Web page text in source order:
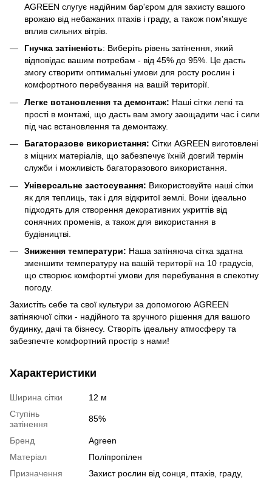
AGREEN слугує надійним бар'єром для захисту вашого
врожаю від небажаних птахів і граду, а також пом'якшує
вплив сильних вітрів.
Гнучка затіненість: Виберіть рівень затінення, який
відповідає вашим потребам - від 45% до 95%. Це дасть
змогу створити оптимальні умови для росту рослин і
комфортного перебування на вашій території.
Легке встановлення та демонтаж: Наші сітки легкі та
прості в монтажі, що дасть вам змогу заощадити час і сили
під час встановлення та демонтажу.
Багаторазове використання: Сітки AGREEN виготовлені
з міцних матеріалів, що забезпечує їхній довгий термін
служби і можливість багаторазового використання.
Універсальне застосування: Використовуйте наші сітки
як для теплиць, так і для відкритої землі. Вони ідеально
підходять для створення декоративних укриттів від
сонячних променів, а також для використання в
будівництві.
Зниження температури: Наша затіняюча сітка здатна
зменшити температуру на вашій території на 10 градусів,
що створює комфортні умови для перебування в спекотну
погоду.
Захистіть себе та свої культури за допомогою AGREEN
затіняючої сітки - надійного та зручного рішення для вашого
будинку, дачі та бізнесу. Створіть ідеальну атмосферу та
забезпечте комфортний простір з нами!
Характеристики
Ширина сітки
12 м
Ступінь
затінення
85%
Бренд
Agreen
Матеріал
Поліпропілен
Призначення
Захист рослин від сонця, птахів, граду,